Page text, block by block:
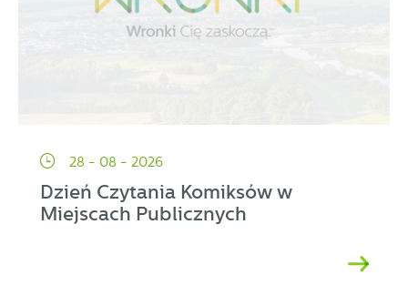
28 - 08 - 2026
Dzień Czytania Komiksów w
Miejscach Publicznych